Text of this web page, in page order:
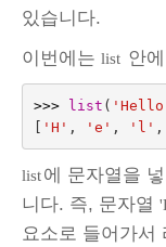
있습니다.
이번에는 list 안
>>> list (
[ 'H' , 'e' , 'l' ,
list에 문자열을
니다. 즉, 문자열
요소로 들어가서